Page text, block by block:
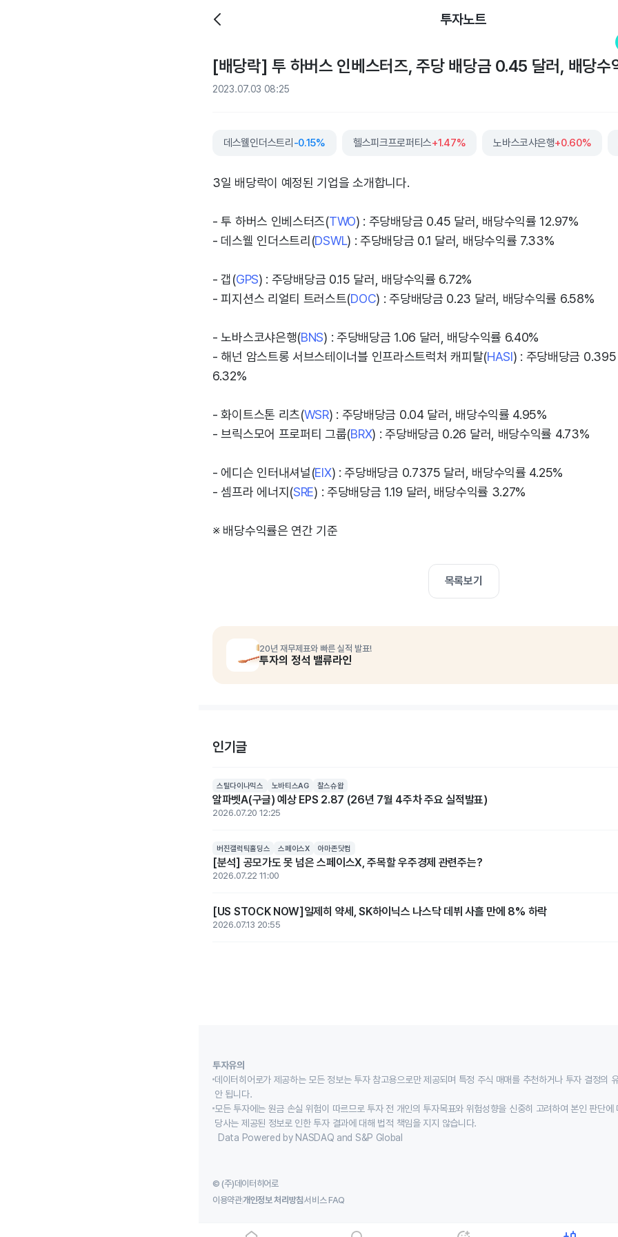
투자노트
[배당락] 투 하버스 인베스터즈, 주당 배당금 0.45 달러, 배당
2023.07.03 08:25
데스웰인더스트리 -0.15% 헬스피크프로퍼티스+1.47% 노바스코샤은행+0.60%
3일 배당락이 예정된 기업을 소개합니다.
- 투 하버스 인베스터즈(TWO) : 주당배당금 0.45 달러, 배당수익률 12.97%
- 데스웰 인더스트리(DSWL) : 주당배당금 0.1 달러, 배당수익률 7.33%
- 갭(GPS) : 주당배당금 0.15 달러, 배당수익률 6.72%
- 피지션스 리얼티 트러스트(DOC) : 주당배당금 0.23 달러, 배당수익률 6.58%
- 노바스코샤은행(BNS) : 주당배당금 1.06 달러, 배당수익률 6.40%
- 해넌 암스트롱 서브스테이너블 인프라스트럭처 캐피탈(HASI) : 주당배당금
6.32%
- 화이트스톤 리츠(WSR) : 주당배당금 0.04 달러, 배당수익률 4.95%
- 브릭스모어 프로퍼티 그룹(BRX) : 주당배당금 0.26 달러, 배당수익률 4.73%
- 에디슨 인터내셔널(EIX) : 주당배당금 0.7375 달러, 배당수익률 4.25%
- 셈프라 에너지(SRE) : 주당배당금 1.19 달러, 배당수익률 3.27%
※ 배당수익률은 연간 기준
목록보기
20년 재무제표와 빠른 실적 발표!
투자의 정석 밸류라인
인기글
스틸다이나믹스 노바티스AG 찰스슈왑
알파벳A(구글) 예상 EPS 2.87 (26년 7월 4주차 주요 실적발표)
2026.07.20 12:25
버진갤럭틱홀딩스 스페이스X 아마존닷컴
[분석] 공모가도 못 넘은 스페이스X, 주목할 우주경제 관련주는?
2026.07.22 11:00
[US STOCK NOW]일제히 약세, SK하이닉스 나스닥 데뷔 사흘 만에 8% 하락
2026.07.13 20:55
투자유의
데이터히어로가 제공하는 모든 정보는 투자 참고용으로만 제공되며 특정 주식 매매를 추천하거나 투자 결정의
안 됩니다.
모든 투자에는 원금 손실 위험이 따르므로 투자 전 개인의 투자목표와 위험성향을 신중히 고려하여 본인 판단에
당사는 제공된 정보로 인한 투자 결과에 대해 법적 책임을 지지 않습니다.
Data Powered by NASDAQ and S&P Global
© (주)데이터히어로
이용약관개인정보 처리방침서비스 FAQ